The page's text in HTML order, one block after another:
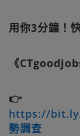
用你3分鐘！
《
👉
https://bit.ly/
勢調查